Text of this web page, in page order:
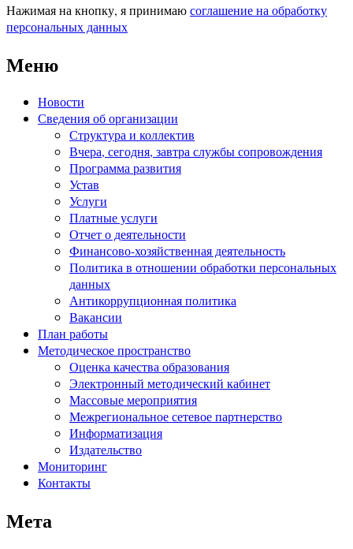
Нажимая на кнопку, я принимаюсоглашение на обработку
персональных данных
Меню
Новости
Сведения об организации
Структура и коллектив
Вчера, сегодня, завтра службы сопровождения
Программа развития
Устав
Услуги
Платные услуги
Отчет о деятельности
Финансово-хозяйственная деятельность
Политика в отношении обработки персональных
данных
Антикоррупционная политика
Вакансии
План работы
Методическое пространство
Оценка качества образования
Электронный методический кабинет
Массовые мероприятия
Межрегиональное сетевое партнерство
Информатизация
Издательство
Мониторинг
Контакты
Мета